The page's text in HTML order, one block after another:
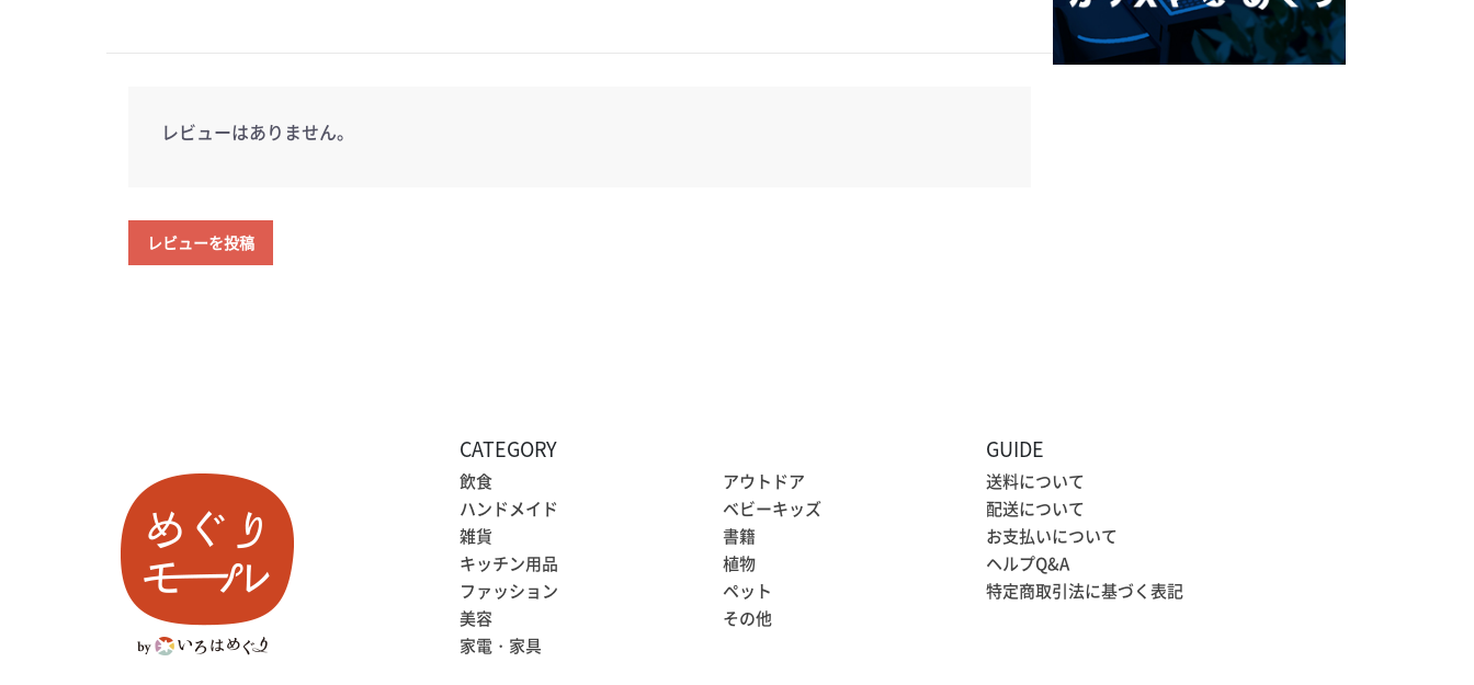
レビューはありません。
レビューを投稿
CATEGORY
飲食
ハンドメイド
雑貨
キッチン用品
ファッション
美容
家電・家具
アウトドア
ベビーキッズ
書籍
植物
ペット
その他
GUIDE
送料について
配送について
お支払いについて
ヘルプQ&A
特定商取引法に基づく表記